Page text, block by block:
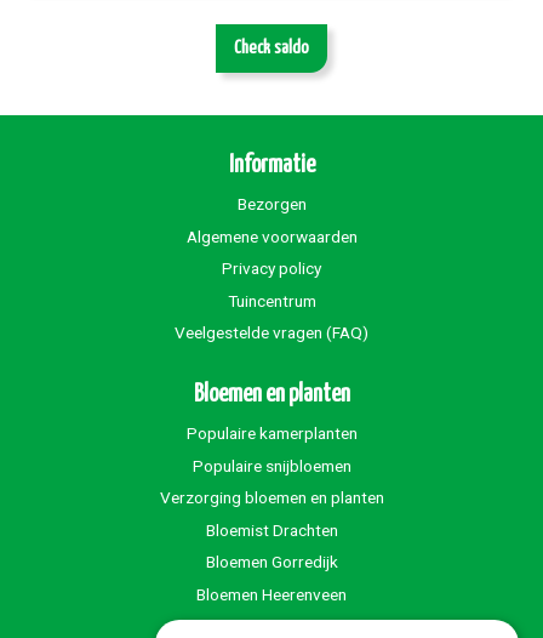
Check saldo
Informatie
Bezorgen
Algemene voorwaarden
Privacy policy
Tuincentrum
Veelgestelde vragen (FAQ)
Bloemen en planten
Populaire kamerplanten
Populaire snijbloemen
Verzorging bloemen en planten
Bloemist Drachten
Bloemen Gorredijk
Bloemen Heerenveen
Bloemen Wolvega